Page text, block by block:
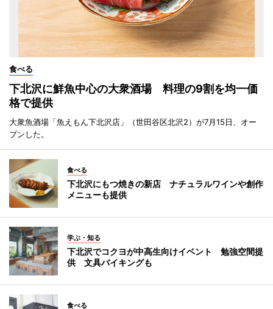
食べる
下北沢に鮮魚中心の大衆酒場 料理の9割を均一価
格で提供
大衆魚酒場「魚えもん下北沢店」（世田谷区北沢2）が7月15日、オー
プンした。
食べる
下北沢にもつ焼きの新店 ナチュラルワインや創作
メニューも提供
学ぶ・知る
下北沢でコクヨが中高生向けイベント 勉強空間提
供 文具バイキングも
食べる